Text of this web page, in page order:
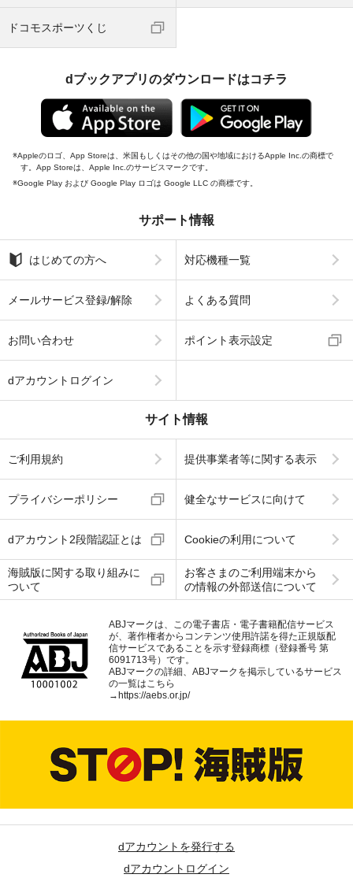
ドコモスポーツくじ
dブックアプリのダウンロードはコチラ
Appleのロゴ、App Storeは、米国もしくはその他の国や地域におけるApple Inc.の商標で
す。App Storeは、Apple Inc.のサービスマークです。
Google Play および Google Play ロゴは Google LLC の商標です。
サポート情報
はじめての方へ 対応機種一覧
メールサービス登録/解除 よくある質問
お問い合わせ ポイント表示設定
dアカウントログイン
サイト情報
ご利用規約 提供事業者等に関する表示
プライバシーポリシー 健全なサービスに向けて
dアカウント2段階認証とは Cookieの利用について
海賊版に関する取り組みに
ついて
お客さまのご利用端末から
の情報の外部送信について
ABJマークは、この電子書店・電子書籍配信サービス
が、著作権者からコンテンツ使用許諾を得た正規版配
信サービスであることを示す登録商標（登録番号 第
6091713号）です。
ABJマークの詳細、ABJマークを掲示しているサービス
の一覧はこちら
→ https://aebs.or.jp/
dアカウントを発行する
dアカウントログイン